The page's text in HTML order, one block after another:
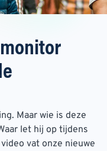
Maar wie is deze
let hij op tijdens
vat onze nieuwe